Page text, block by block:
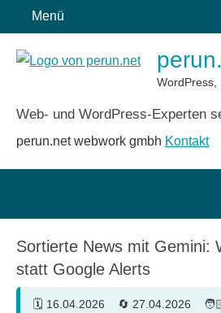
Inhalt
springen
Menü
WordPress,
Web- und WordPress-Experten
perun.net webwork gmbh Kontakt
Sortierte News mit Gemini:
statt Google Alerts
16.04.2026 27.04.2026